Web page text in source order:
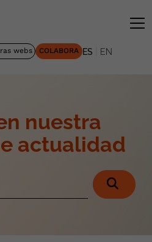
webs COLABORA ES EN
nuestra
actualidad